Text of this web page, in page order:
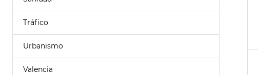
Tráfico
Urbanismo
Valencia